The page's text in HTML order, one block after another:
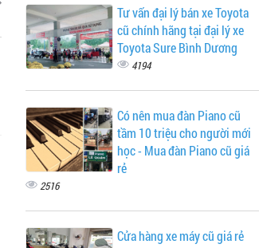
Tư vấn đại lý bán xe Toyota
cũ chính hãng tại đại lý xe
Toyota Sure Bình Dương
4194
Có nên mua đàn Piano cũ
tầm 10 triệu cho người mới
học - Mua đàn Piano cũ giá
rẻ
2516
Cửa hàng xe máy cũ giá rẻ